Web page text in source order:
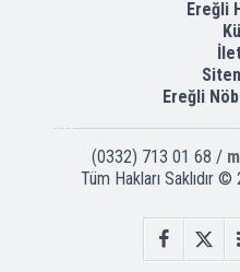
Ereğli
Ereğli
(0332) 713 01 68 /
Tüm Hakları Saklıdır